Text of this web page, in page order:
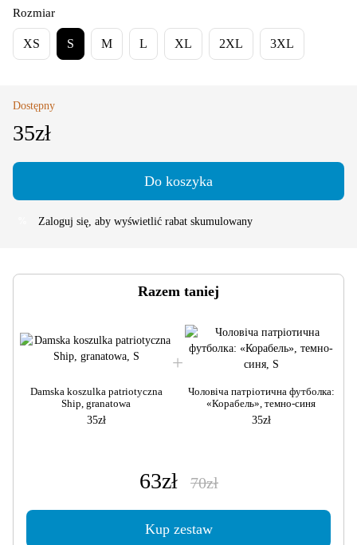
Rozmiar
XS S M L XL 2XL 3XL
Dostępny
35zł
Do koszyka
Zaloguj się , aby wyświetlić rabat skumulowany
Razem taniej
Damska koszulka patriotyczna
Ship, granatowa
35zł
Чоловіча патріотична футболка:
«Корабель», темно-синя
35zł
63zł 70zł
Kup zestaw